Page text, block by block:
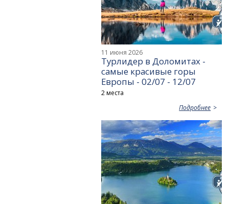
11 июня 2026
Турлидер в Доломитах -
самые красивые горы
Европы - 02/07 - 12/07
2 места
Подробнее